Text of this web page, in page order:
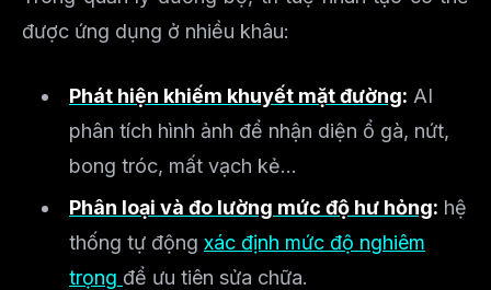
được ứng dụng ở nhiều khâu:
Phát hiện khiếm khuyết mặt đường: AI
phân tích hình ảnh để nhận diện ổ gà, nứt,
bong tróc, mất vạch kẻ…
Phân loại và đo lường mức độ hư hỏng: hệ
thống tự động xác định mức độ nghiêm
trọng để ưu tiên sửa chữa.